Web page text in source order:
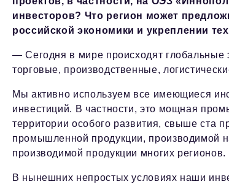
инвесторов? Что регион может
российской экономики и укреплении
— Сегодня в мире происходят глобальные
торговые, производственные,
Мы активно используем все имеющиеся
инвестиций. В частности, это мощная
территории особого развития, свыше ста
промышленной продукции, производимой
производимой продукции многих регионов.
В нынешних непростых условиях наши